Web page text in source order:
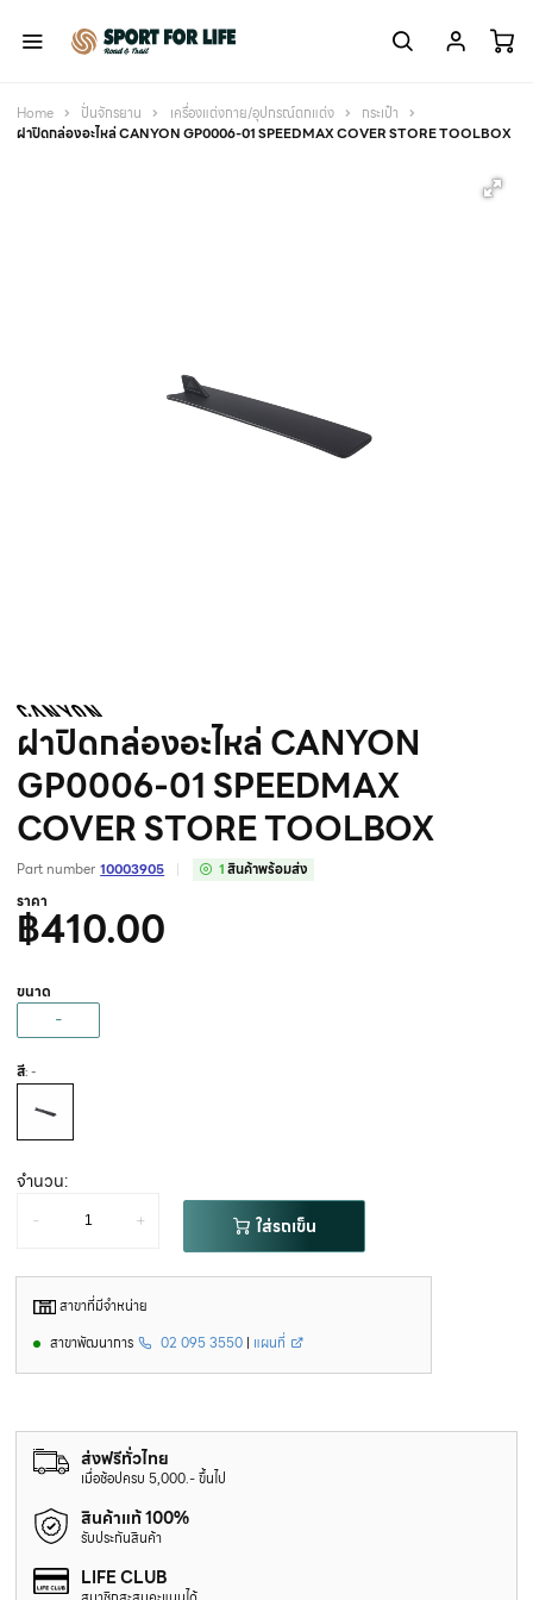
Home ปั่นจักรยาน เครื่องแต่งกาย/อุปกรณ์ตกแต่ง
กระเป๋า
ฝาปิดกล่องอะไหล่ CANYON GP0006-01 SPEEDMAX COVER STORE TOOLBOX
ฝาปิดกล่องอะไหล่ CANYON
GP0006-01 SPEEDMAX
COVER STORE TOOLBOX
Part number 10003905 1สินค้าพร้อมส่ง
ราคา
฿410.00
ขนาด
-
สี: -
จำนวน:
-
+ ใส่รถเข็น
สาขาที่มีจำหน่าย
สาขาพัฒนาการ
02 095 3550| แผนที่
ส่งฟรีทั่วไทย
เมื่อช้อปครบ 5,000.- ขึ้นไป
สินค้าแท้ 100%
รับประกันสินค้า
LIFE CLUB